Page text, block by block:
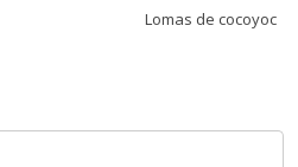
Lomas de cocoyoc